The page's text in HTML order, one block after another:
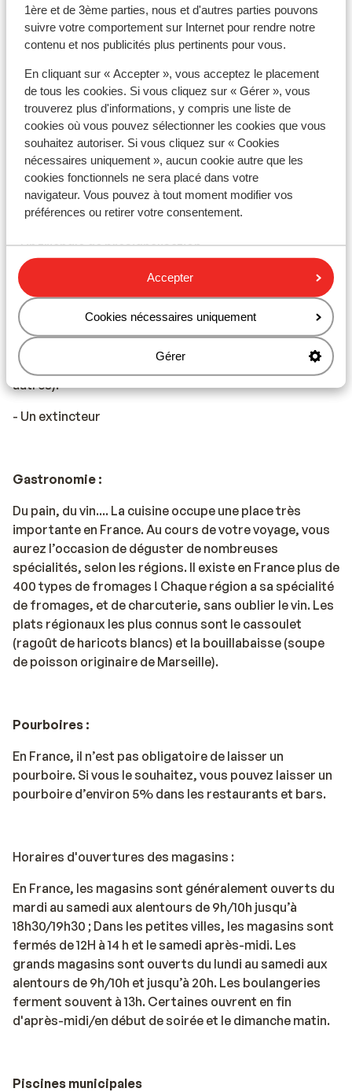
1ère et de 3ème parties, nous et d'autres parties pouvons
suivre votre comportement sur Internet pour rendre notre
contenu et nos publicités plus pertinents pour vous.
En cliquant sur « Accepter », vous acceptez le placement
de tous les cookies. Si vous cliquez sur « Gérer », vous
trouverez plus d'informations, y compris une liste de
cookies où vous pouvez sélectionner les cookies que vous
souhaitez autoriser. Si vous cliquez sur « Cookies
nécessaires uniquement », aucun cookie autre que les
cookies fonctionnels ne sera placé dans votre
navigateur. Vous pouvez à tout moment modifier vos
préférences ou retirer votre consentement.
Accepter
Cookies nécessaires uniquement
Gérer
* Dans certaines villes, il est obligatoire d'avoir un
autocollant environnemental. Si vous roulez sur le
périphérique parisien, il faudra vous munir d’un
autocollant environnemental. Vous pouvez la
commander en ligne, ici : https://www.certificat-
air.gouv.fr/fr/. Si vous ne recevez pas à temps votre
vignette, la police française recommande de vous
munir du formulaire de demande de vignette.
* En France, il est obligatoire d'avoir les éléments
suivants dans la voiture :
- Un triangle de présignalisation
- Un gilet de sécurité avec bandes réfléchissante
Le conducteur doit porter le gilet lorsqu'il quitte la
voiture le long de la route en dehors des
agglomérations en cas de panne ou d'accident. (Les
gilets de sécurité peuvent être achetés à l'ANWB, entre
autres).
- Un extincteur
Gastronomie :
Du pain, du vin.... La cuisine occupe une place très
importante en France. Au cours de votre voyage, vous
aurez l’occasion de déguster de nombreuses
spécialités, selon les régions. Il existe en France plus de
400 types de fromages ! Chaque région a sa spécialité
de fromages, et de charcuterie, sans oublier le vin. Les
plats régionaux les plus connus sont le cassoulet
(ragoût de haricots blancs) et la bouillabaisse (soupe
de poisson originaire de Marseille).
Pourboires :
En France, il n’est pas obligatoire de laisser un
pourboire. Si vous le souhaitez, vous pouvez laisser un
pourboire d’environ 5% dans les restaurants et bars.
Horaires d'ouvertures des magasins :
En France, les magasins sont généralement ouverts du
mardi au samedi aux alentours de 9h/10h jusqu’à
18h30/19h30 ; Dans les petites villes, les magasins sont
fermés de 12H à 14 h et le samedi après-midi. Les
grands magasins sont ouverts du lundi au samedi aux
alentours de 9h/10h et jusqu’à 20h. Les boulangeries
ferment souvent à 13h. Certaines ouvrent en fin
d'après-midi/en début de soirée et le dimanche matin.
Piscines municipales